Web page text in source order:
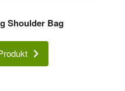
Shoulder Bag